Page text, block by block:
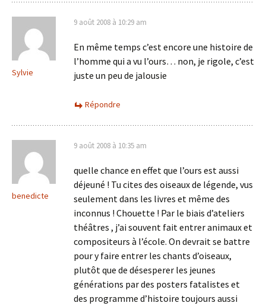
Sylvie
9 août 2008 à 10:29 am
En même temps c’est encore une histoire de
l’homme qui a vu l’ours… non, je rigole, c’est
juste un peu de jalousie
Répondre
benedicte
9 août 2008 à 10:35 am
quelle chance en effet que l’ours est aussi
déjeuné ! Tu cites des oiseaux de légende, vus
seulement dans les livres et même des
inconnus ! Chouette ! Par le biais d’ateliers
théâtres , j’ai souvent fait entrer animaux et
compositeurs à l’école. On devrait se battre
pour y faire entrer les chants d’oiseaux,
plutôt que de désesperer les jeunes
générations par des posters fatalistes et
des programme d’histoire toujours aussi